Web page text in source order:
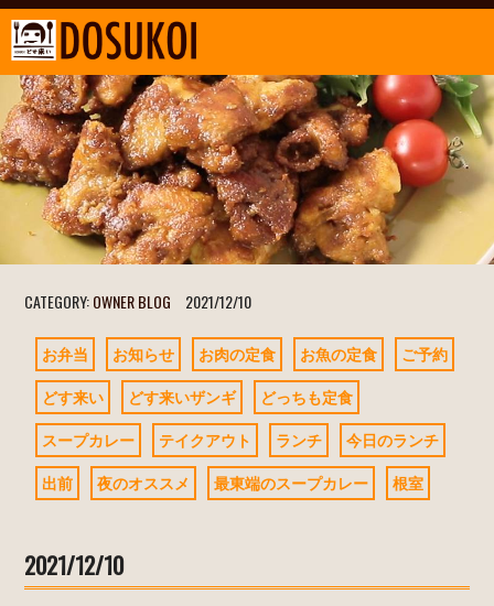
CATEGORY:OWNER BLOG 2021/12/10
お弁当 お知らせ お肉の定食 お魚の定食
ご予約
どす来い
どす来いザンギ
どっちも定食
スープカレー
テイクアウト ランチ
今日のランチ
出前
夜のオススメ 最東端のスープカレー 根室
2021/12/10